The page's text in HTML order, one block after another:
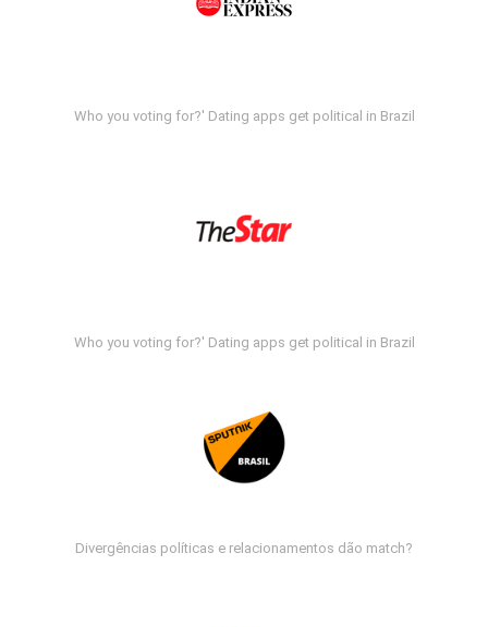
Who you voting for?' Dating apps get political in Brazil
Who you voting for?' Dating apps get political in Brazil
Divergências políticas e relacionamentos dão match?